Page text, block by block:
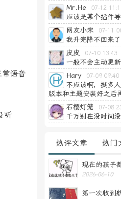
语音
听
Mr.He
07-12
应该是某个插件导
网友小宋
07-11
我升完降不回来
皮皮
07-10 13:43
一般不会主动更
Hary
07-09 09:40
不应该啊，挺多
版本和主题安装好之后
石樱灯笼
07-08
千万别在没时间
热评文章 热门
现在的孩子
2026-06-10
第一次收到